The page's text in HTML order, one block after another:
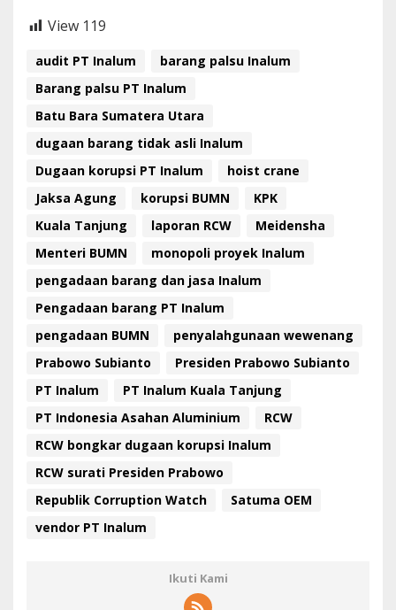
View 119
audit PT Inalum
barang palsu Inalum
Barang palsu PT Inalum
Batu Bara Sumatera Utara
dugaan barang tidak asli Inalum
Dugaan korupsi PT Inalum
hoist crane
Jaksa Agung
korupsi BUMN
KPK
Kuala Tanjung
laporan RCW
Meidensha
Menteri BUMN
monopoli proyek Inalum
pengadaan barang dan jasa Inalum
Pengadaan barang PT Inalum
pengadaan BUMN
penyalahgunaan wewenang
Prabowo Subianto
Presiden Prabowo Subianto
PT Inalum
PT Inalum Kuala Tanjung
PT Indonesia Asahan Aluminium
RCW
RCW bongkar dugaan korupsi Inalum
RCW surati Presiden Prabowo
Republik Corruption Watch
Satuma OEM
vendor PT Inalum
Ikuti Kami